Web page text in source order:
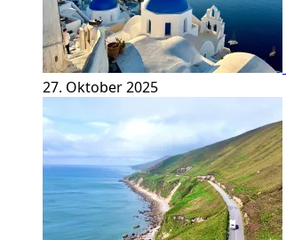
27. Oktober 2025